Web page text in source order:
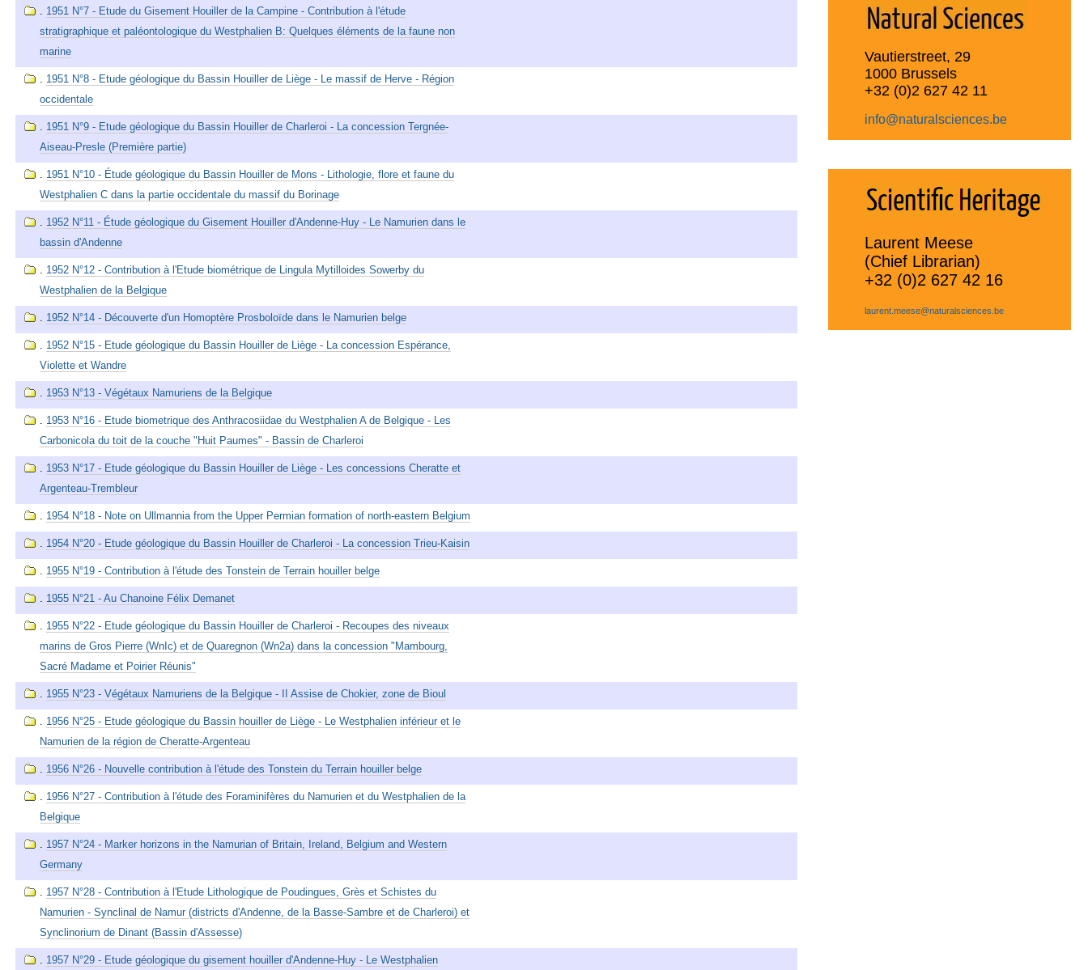
1951 N°7 - Etude du Gisement Houiller de la Campine - Contribution à l'étude
stratigraphique et paléontologique du Westphalien B: Quelques éléments de la faune non
marine
1951 N°8 - Etude géologique du Bassin Houiller de Liège - Le massif de Herve - Région
occidentale
1951 N°9 - Etude géologique du Bassin Houiller de Charleroi - La concession Tergnée-
Aiseau-Presle (Première partie)
1951 N°10 - Étude géologique du Bassin Houiller de Mons - Lithologie, flore et faune du
Westphalien C dans la partie occidentale du massif du Borinage
1952 N°11 - Étude géologique du Gisement Houiller d'Andenne-Huy - Le Namurien dans le
bassin d'Andenne
1952 N°12 - Contribution à l'Etude biométrique de Lingula Mytilloides Sowerby du
Westphalien de la Belgique
1952 N°14 - Découverte d'un Homoptère Prosboloïde dans le Namurien belge
1952 N°15 - Etude géologique du Bassin Houiller de Liège - La concession Espérance,
Violette et Wandre
1953 N°13 - Végétaux Namuriens de la Belgique
1953 N°16 - Etude biometrique des Anthracosiidae du Westphalien A de Belgique - Les
Carbonicola du toit de la couche "Huit Paumes" - Bassin de Charleroi
1953 N°17 - Etude géologique du Bassin Houiller de Liège - Les concessions Cheratte et
Argenteau-Trembleur
1954 N°18 - Note on Ullmannia from the Upper Permian formation of north-eastern Belgium
1954 N°20 - Etude géologique du Bassin Houiller de Charleroi - La concession Trieu-Kaisin
1955 N°19 - Contribution à l'étude des Tonstein de Terrain houiller belge
1955 N°21 - Au Chanoine Félix Demanet
1955 N°22 - Etude géologique du Bassin Houiller de Charleroi - Recoupes des niveaux
marins de Gros Pierre (WnIc) et de Quaregnon (Wn2a) dans la concession "Mambourg,
Sacré Madame et Poirier Réunis"
1955 N°23 - Végétaux Namuriens de la Belgique - II Assise de Chokier, zone de Bioul
1956 N°25 - Etude géologique du Bassin houiller de Liège - Le Westphalien inférieur et le
Namurien de la région de Cheratte-Argenteau
1956 N°26 - Nouvelle contribution à l'étude des Tonstein du Terrain houiller belge
1956 N°27 - Contribution à l'étude des Foraminifères du Namurien et du Westphalien de la
Belgique
1957 N°24 - Marker horizons in the Namurian of Britain, Ireland, Belgium and Western
Germany
1957 N°28 - Contribution à l'Etude Lithologique de Poudingues, Grès et Schistes du
Namurien - Synclinal de Namur (districts d'Andenne, de la Basse-Sambre et de Charleroi) et
Synclinorium de Dinant (Bassin d'Assesse)
1957 N°29 - Etude géologique du gisement houiller d'Andenne-Huy - Le Westphalien
Vautierstreet, 29
1000 Brussels
+32 (0)2 627 42 11
info@naturalsciences.be
Laurent Meese
(Chief Librarian)
+32 (0)2 627 42 16
laurent.meese@naturalsciences.be